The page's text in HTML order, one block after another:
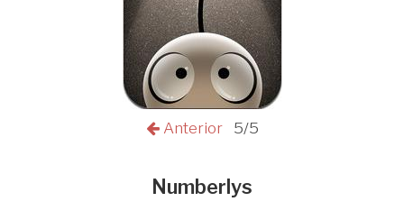
Anterior 5/5
Numberlys